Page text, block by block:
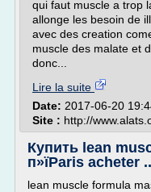
qui faut muscle a trop
allonge les besoin de
avec des creation
muscle des malate et
donc...
Lire la suite
Date: 2017-06-20
Site : http://
Купить lean
п»їParis acheter
lean muscle formula